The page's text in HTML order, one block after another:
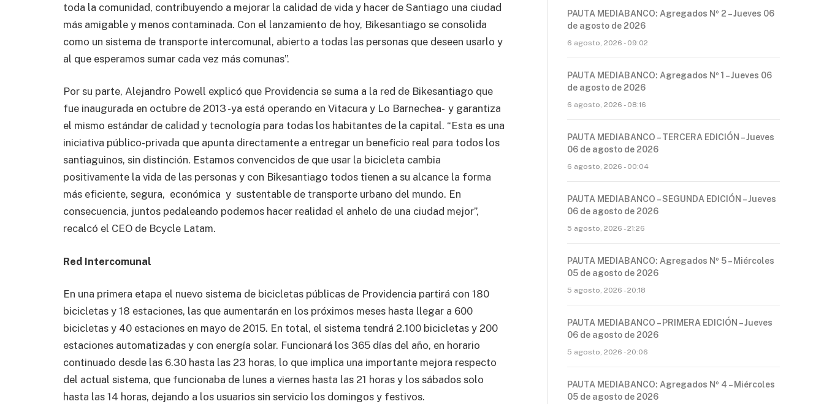
toda la comunidad, contribuyendo a mejorar la calidad de vida y hacer de Santiago una ciudad
más amigable y menos contaminada. Con el lanzamiento de hoy, Bikesantiago se consolida
como un sistema de transporte intercomunal, abierto a todas las personas que deseen usarlo y
al que esperamos sumar cada vez más comunas”.
Por su parte, Alejandro Powell explicó que Providencia se suma a la red de Bikesantiago que
fue inaugurada en octubre de 2013 -ya está operando en Vitacura y Lo Barnechea- y garantiza
el mismo estándar de calidad y tecnología para todas los habitantes de la capital. “Esta es una
iniciativa público-privada que apunta directamente a entregar un beneficio real para todos los
santiaguinos, sin distinción. Estamos convencidos de que usar la bicicleta cambia
positivamente la vida de las personas y con Bikesantiago todos tienen a su alcance la forma
más eficiente, segura, económica y sustentable de transporte urbano del mundo. En
consecuencia, juntos pedaleando podemos hacer realidad el anhelo de una ciudad mejor”,
recalcó el CEO de Bcycle Latam.
Red Intercomunal
En una primera etapa el nuevo sistema de bicicletas públicas de Providencia partirá con 180
bicicletas y 18 estaciones, las que aumentarán en los próximos meses hasta llegar a 600
bicicletas y 40 estaciones en mayo de 2015. En total, el sistema tendrá 2.100 bicicletas y 200
estaciones automatizadas y con energía solar. Funcionará los 365 días del año, en horario
continuado desde las 6.30 hasta las 23 horas, lo que implica una importante mejora respecto
del actual sistema, que funcionaba de lunes a viernes hasta las 21 horas y los sábados solo
hasta las 14 horas, dejando a los usuarios sin servicio los domingos y festivos.
PAUTA MEDIABANCO: Agregados Nº 2 – Jueves 06
de agosto de 2026
6 agosto, 2026 - 09:02
PAUTA MEDIABANCO: Agregados Nº 1 – Jueves 06
de agosto de 2026
6 agosto, 2026 - 08:16
PAUTA MEDIABANCO – TERCERA EDICIÓN – Jueves
06 de agosto de 2026
6 agosto, 2026 - 00:04
PAUTA MEDIABANCO – SEGUNDA EDICIÓN – Jueves
06 de agosto de 2026
5 agosto, 2026 - 21:26
PAUTA MEDIABANCO: Agregados Nº 5 – Miércoles
05 de agosto de 2026
5 agosto, 2026 - 20:18
PAUTA MEDIABANCO – PRIMERA EDICIÓN – Jueves
06 de agosto de 2026
5 agosto, 2026 - 20:06
PAUTA MEDIABANCO: Agregados Nº 4 – Miércoles
05 de agosto de 2026